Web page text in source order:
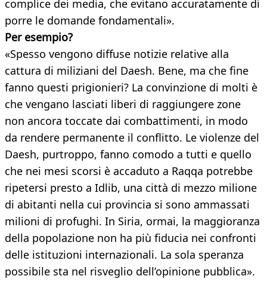
complice dei media, che evitano accuratamente di
porre le domande fondamentali».
Per esempio?
«Spesso vengono diffuse notizie relative alla
cattura di miliziani del Daesh. Bene, ma che fine
fanno questi prigionieri? La convinzione di molti è
che vengano lasciati liberi di raggiungere zone
non ancora toccate dai combattimenti, in modo
da rendere permanente il conflitto. Le violenze del
Daesh, purtroppo, fanno comodo a tutti e quello
che nei mesi scorsi è accaduto a Raqqa potrebbe
ripetersi presto a Idlib, una città di mezzo milione
di abitanti nella cui provincia si sono ammassati
milioni di profughi. In Siria, ormai, la maggioranza
della popolazione non ha più fiducia nei confronti
delle istituzioni internazionali. La sola speranza
possibile sta nel risveglio dell’opinione pubblica».